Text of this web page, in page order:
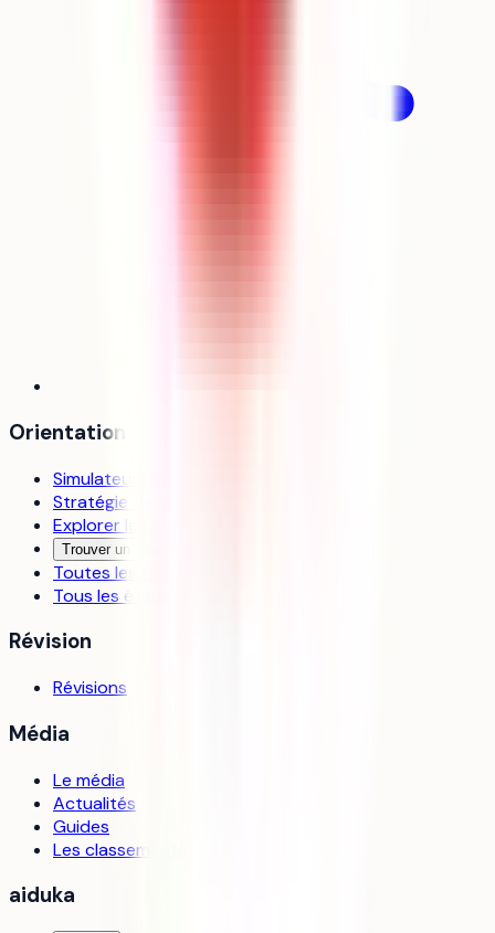
Orientation
Simulateur d’admission
Stratégie de vœux
Explorer les formations
Trouver un coach
Toutes les formations
Tous les établissements
Révision
Révisions
Média
Le média
Actualités
Guides
Les classements
aiduka